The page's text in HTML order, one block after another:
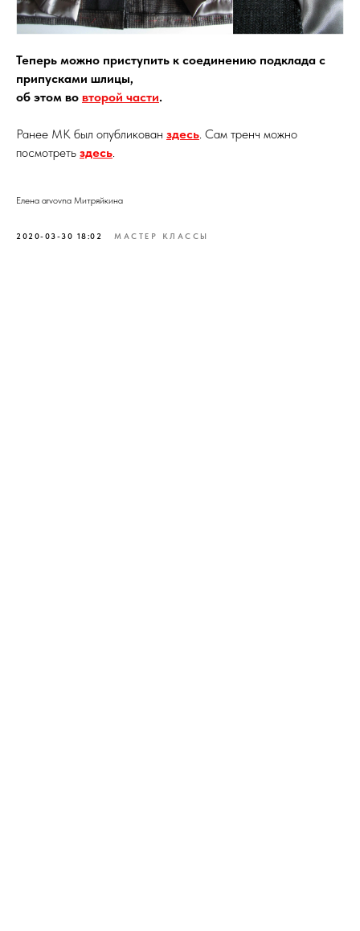
Теперь можно приступить к соединению подклада с
припусками шлицы,
об этом во второй части.
Ранее МК был опубликован здесь . Сам тренч можно
посмотреть здесь
Елена arvovna Митряйкина
2020-03-30 18:02 МАСТЕР КЛАССЫ